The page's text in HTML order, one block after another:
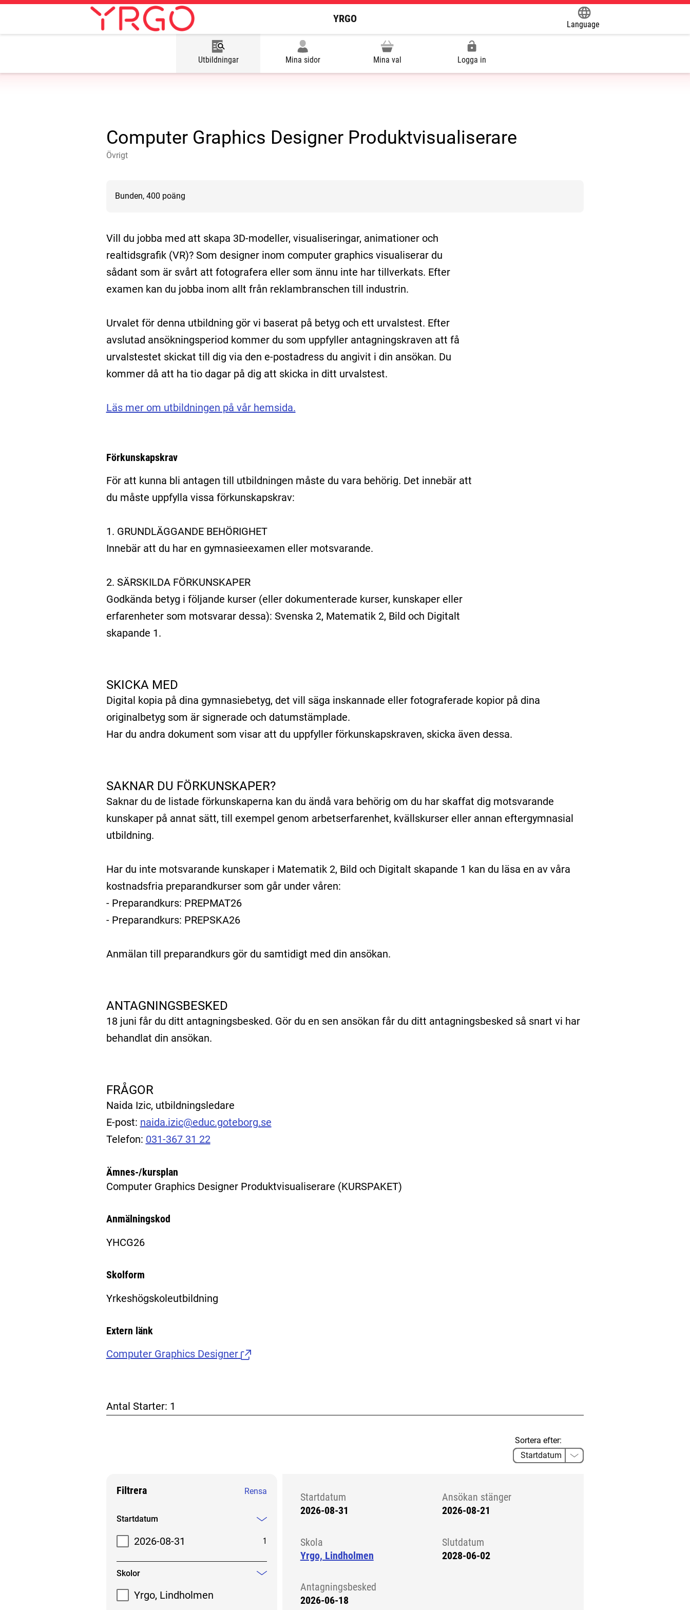
YRGO
Language
Utbildningar Mina sidor Mina val Logga in
Computer Graphics Designer Produktvisualiserare
Övrigt
Bunden, 400 poäng
Vill du jobba med att skapa 3D-modeller, visualiseringar, animationer och
realtidsgrafik (VR)? Som designer inom computer graphics visualiserar du
sådant som är svårt att fotografera eller som ännu inte har tillverkats. Efter
examen kan du jobba inom allt från reklambranschen till industrin.
Urvalet för denna utbildning gör vi baserat på betyg och ett urvalstest. Efter
avslutad ansökningsperiod kommer du som uppfyller antagningskraven att få
urvalstestet skickat till dig via den e-postadress du angivit i din ansökan. Du
kommer då att ha tio dagar på dig att skicka in ditt urvalstest.
Läs mer om utbildningen på vår hemsida.
Förkunskapskrav
För att kunna bli antagen till utbildningen måste du vara behörig. Det innebär att
du måste uppfylla vissa förkunskapskrav:
1. GRUNDLÄGGANDE BEHÖRIGHET
Innebär att du har en gymnasieexamen eller motsvarande.
2. SÄRSKILDA FÖRKUNSKAPER
Godkända betyg i följande kurser (eller dokumenterade kurser, kunskaper eller
erfarenheter som motsvarar dessa): Svenska 2, Matematik 2, Bild och Digitalt
skapande 1.
SKICKA MED
Digital kopia på dina gymnasiebetyg, det vill säga inskannade eller fotograferade kopior på dina
originalbetyg som är signerade och datumstämplade.
Har du andra dokument som visar att du uppfyller förkunskapskraven, skicka även dessa.
SAKNAR DU FÖRKUNSKAPER?
Saknar du de listade förkunskaperna kan du ändå vara behörig om du har skaffat dig motsvarande
kunskaper på annat sätt, till exempel genom arbetserfarenhet, kvällskurser eller annan eftergymnasial
utbildning.
Har du inte motsvarande kunskaper i Matematik 2, Bild och Digitalt skapande 1 kan du läsa en av våra
kostnadsfria preparandkurser som går under våren:
- Preparandkurs: PREPMAT26
- Preparandkurs: PREPSKA26
Anmälan till preparandkurs gör du samtidigt med din ansökan.
ANTAGNINGSBESKED
18 juni får du ditt antagningsbesked. Gör du en sen ansökan får du ditt antagningsbesked så snart vi har
behandlat din ansökan.
FRÅGOR
Naida Izic, utbildningsledare
E-post: naida.izic@educ.goteborg.se
Telefon: 031-367 31 22
Ämnes-/kursplan
Computer Graphics Designer Produktvisualiserare (KURSPAKET)
Anmälningskod
YHCG26
Skolform
Yrkeshögskoleutbildning
Extern länk
Computer Graphics Designer (Länk till extern sida.)
Antal Starter: 1
Sortera efter:
Filtrera Rensa
Filtrera sökresultat
Startdatum
2026-08-31
1
Skolor
Mindre information
Yrgo, Lindholmen
Startdatum
2026-08-31
Ansökan stänger
2026-08-21
Skola
Yrgo, Lindholmen
Slutdatum
2028-06-02
Antagningsbesked
2026-06-18